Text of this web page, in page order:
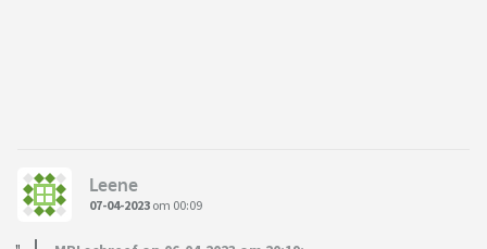
Leene
07-04-2023 om 00:09